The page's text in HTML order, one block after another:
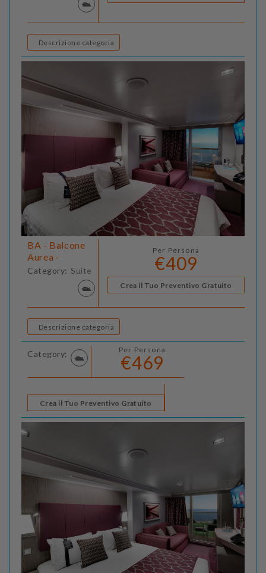
Descrizione categoria
BA - Balcone
Aurea -
Category: Suite
Per Persona
€409
Crea il Tuo Preventivo Gratuito
Descrizione categoria
Category: Per Persona
€469
Crea il Tuo Preventivo Gratuito